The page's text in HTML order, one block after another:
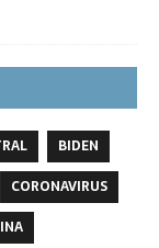
BIDEN
CORONAVIRUS